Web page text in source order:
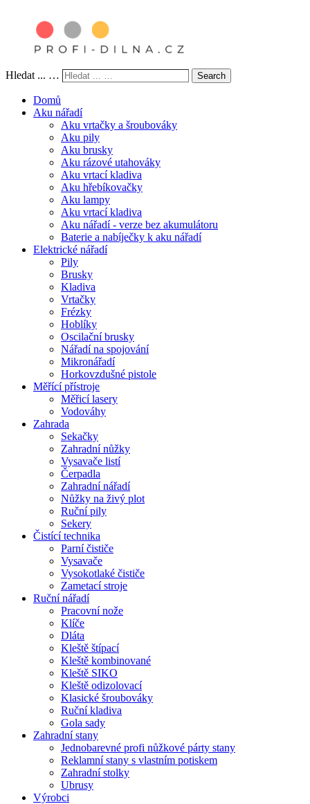
Hledat ... … Search
Domů
Aku nářadí
Aku vrtačky a šroubováky
Aku pily
Aku brusky
Aku rázové utahováky
Aku vrtací kladiva
Aku hřebíkovačky
Aku lampy
Aku vrtací kladiva
Aku nářadí - verze bez akumulátoru
Baterie a nabíječky k aku nářadí
Elektrické nářadí
Pily
Brusky
Kladiva
Vrtačky
Frézky
Hoblíky
Oscilační brusky
Nářadí na spojování
Mikronářadí
Horkovzdušné pistole
Měřící přístroje
Měřicí lasery
Vodováhy
Zahrada
Sekačky
Zahradní nůžky
Vysavače listí
Čerpadla
Zahradní nářadí
Nůžky na živý plot
Ruční pily
Sekery
Čistící technika
Parní čističe
Vysavače
Vysokotlaké čističe
Zametací stroje
Ruční nářadí
Pracovní nože
Klíče
Dláta
Kleště štípací
Kleště kombinované
Kleště SIKO
Kleště odizolovací
Klasické šroubováky
Ruční kladiva
Gola sady
Zahradní stany
Jednobarevné profi nůžkové párty stany
Reklamní stany s vlastním potiskem
Zahradní stolky
Ubrusy
Výrobci